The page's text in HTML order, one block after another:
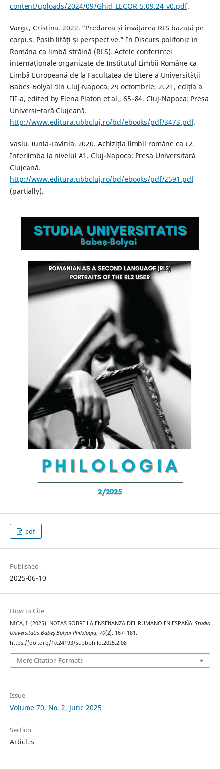
content/uploads/2024/09/Ghid_LECOR_5.09.24_v0.pdf.
Varga, Cristina. 2022. “Predarea și învățarea RLS bazată pe
corpus. Posibilități și perspective.” In Discurs polifonic în
Româna ca limbă străină (RLS). Actele conferinței
internaționale organizate de Institutul Limbii Române ca
Limbă Europeană de la Facultatea de Litere a Universității
Babeș‐Bolyai din Cluj‐Napoca, 29 octombrie, 2021, ediția a
III‐a, edited by Elena Platon et al., 65–84. Cluj-Napoca: Presa
Universi¬tară Clujeană.
http://www.editura.ubbcluj.ro/bd/ebooks/pdf/3473.pdf.
Vasiu, Iunia-Lavinia. 2020. Achiziția limbii române ca L2.
Interlimba la nivelul A1. Cluj-Napoca: Presa Universitară
Clujeană.
http://www.editura.ubbcluj.ro/bd/ebooks/pdf/2591.pdf
(partially).
pdf
Published
2025-06-10
How to Cite
NICA, I. (2025). NOTAS SOBRE LA ENSEÑANZA DEL RUMANO EN ESPAÑA. Studia
Universitatis Babeș-Bolyai Philologia, 70(2), 167–181.
https://doi.org/10.24193/subbphilo.2025.2.08
More Citation Formats
Issue
Volume 70, No. 2, June 2025
Section
Articles